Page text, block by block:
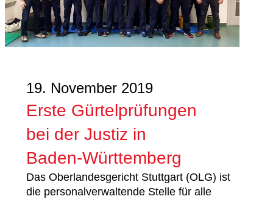
19. November 2019
Erste Gürtelprüfungen
bei der Justiz in
Baden-Württemberg
Das Oberlandesgericht Stuttgart (OLG) ist
die personalverwaltende Stelle für alle